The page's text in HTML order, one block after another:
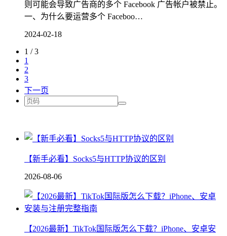
则可能会导致广告商的多个 Facebook 广告帐户被禁止。
一、为什么要运营多个 Faceboo…
2024-02-18
1 / 3
1
2
3
下一页
【新手必看】Socks5与HTTP协议的区别
2026-08-06
【2026最新】TikTok国际版怎么下载？iPhone、安卓安